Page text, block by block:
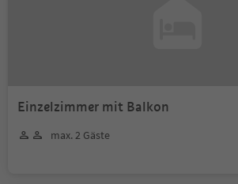
Einzelzimmer mit Balkon
max. 2 Gäste